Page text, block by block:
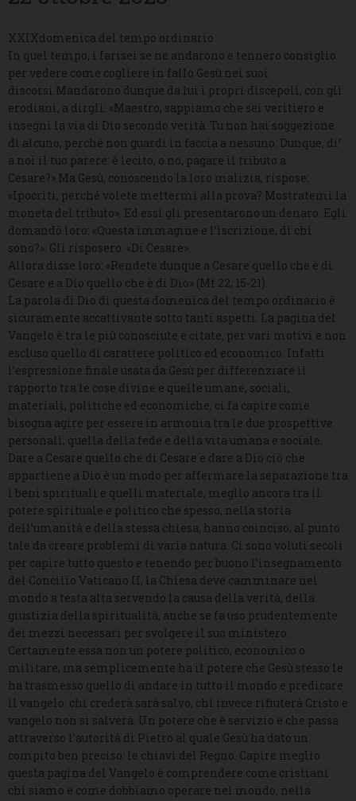
XXIXdomenica del tempo ordinario
In quel tempo, i farisei se ne andarono e tennero consiglio
per vedere come cogliere in fallo Gesù nei suoi
discorsi.Mandarono dunque da lui i propri discepoli, con gli
erodiani, a dirgli: «Maestro, sappiamo che sei veritiero e
insegni la via di Dio secondo verità. Tu non hai soggezione
di alcuno, perché non guardi in faccia a nessuno. Dunque, di’
a noi il tuo parere: è lecito, o no, pagare il tributo a
Cesare?».Ma Gesù, conoscendo la loro malizia, rispose:
«Ipocriti, perché volete mettermi alla prova? Mostratemi la
moneta del tributo». Ed essi gli presentarono un denaro. Egli
domandò loro: «Questa immagine e l’iscrizione, di chi
sono?». Gli risposero: «Di Cesare».
Allora disse loro: «Rendete dunque a Cesare quello che è di
Cesare e a Dio quello che è di Dio» (Mt 22, 15-21).
La parola di Dio di questa domenica del tempo ordinario è
sicuramente accattivante sotto tanti aspetti. La pagina del
Vangelo è tra le più conosciute e citate, per vari motivi e non
escluso quello di carattere politico ed economico. Infatti
l’espressione finale usata da Gesù per differenziare il
rapporto tra le cose divine e quelle umane, sociali,
materiali, politiche ed economiche, ci fa capire come
bisogna agire per essere in armonia tra le due prospettive
personali, quella della fede e della vita umana e sociale.
Dare a Cesare quello che di Cesare e dare a Dio ciò che
appartiene a Dio è un modo per affermare la separazione tra
i beni spirituali e quelli materiale, meglio ancora tra il
potere spirituale e politico che spesso, nella storia
dell’umanità e della stessa chiesa, hanno coinciso, al punto
tale da creare problemi di varia natura. Ci sono voluti secoli
per capire tutto questo e tenendo per buono l’insegnamento
del Concilio Vaticano II, la Chiesa deve camminare nel
mondo a testa alta servendo la causa della verità, della
giustizia della spiritualità, anche se fa uso prudentemente
dei mezzi necessari per svolgere il suo ministero.
Certamente essa non un potere politico, economico o
militare, ma semplicemente ha il potere che Gesù stesso le
ha trasmesso quello di andare in tutto il mondo e predicare
il vangelo: chi crederà sarà salvo, chi invece rifiuterà Cristo e
vangelo non si salverà. Un potere che è servizio e che passa
attraverso l’autorità di Pietro al quale Gesù ha dato un
compito ben preciso: le chiavi del Regno. Capire meglio
questa pagina del Vangelo è comprendere come cristiani
chi siamo e come dobbiamo operare nel mondo, nella